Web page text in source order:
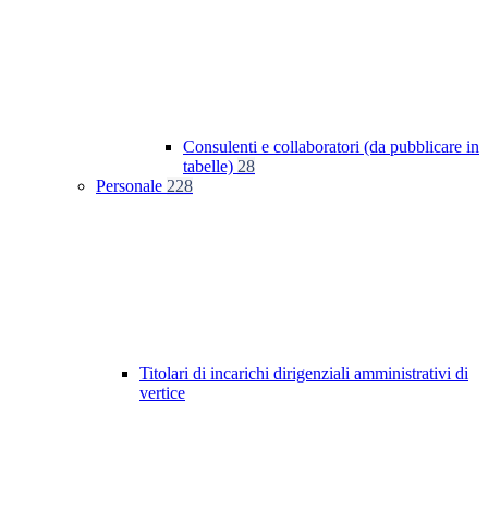
Consulenti e collaboratori (da pubblicare in
tabelle) 28
Personale 228
Titolari di incarichi dirigenziali amministrativi di
vertice